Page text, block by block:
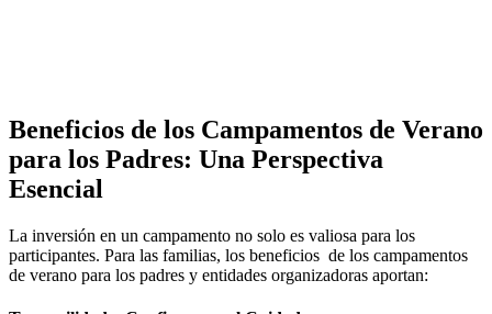
Beneficios de los Campamentos de Verano
para los Padres: Una Perspectiva
Esencial
La inversión en un campamento no solo es valiosa para los
participantes. Para las familias, los beneficios de los campamentos
de verano para los padres y entidades organizadoras aportan: